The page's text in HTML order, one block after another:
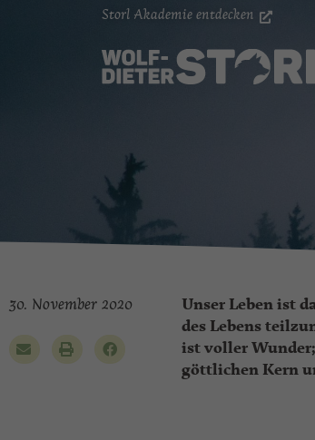
Storl Akademie entdecken
30. November 2020
Unser Leben ist
des Lebens
ist voller
göttlichen Kern